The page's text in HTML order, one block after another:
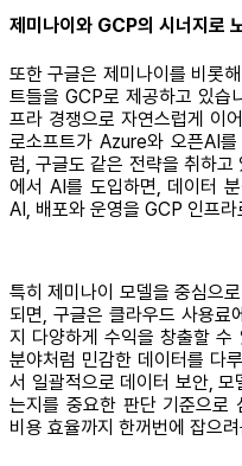
제미나이와 GCP의 시너지로
또한 구글은 제미나이를 비롯
트들을 GCP로 제공하고 있습
프라 경쟁으로 자연스럽게 이
로소프트가 Azure와 오픈AI
럼, 구글도 같은 전략을 취하
에서 AI를 도입하면, 데이터
AI, 배포와 운영을 GCP 인프
특히 제미나이 모델을 중심으
되면, 구글은 클라우드 사용료
지 다양하게 수익을 창출할 수
분야처럼 민감한 데이터를 다
서 일괄적으로 데이터 보안,
는지를 중요한 판단 기준으로
비용 효율까지 한꺼번에 잡으